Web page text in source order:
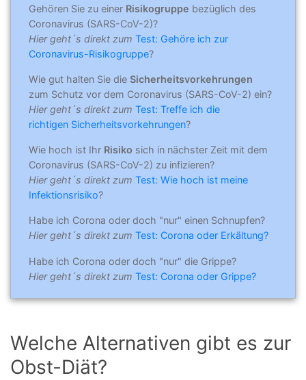
Gehören Sie zu einer Risikogruppe bezüglich des
Coronavirus (SARS-CoV-2)?
Hier geht´s direkt zum Test: Gehöre ich zur
Coronavirus-Risikogruppe?
Wie gut halten Sie die Sicherheitsvorkehrungen
zum Schutz vor dem Coronavirus (SARS-CoV-2) ein?
Hier geht´s direkt zum Test: Treffe ich die
richtigen Sicherheitsvorkehrungen?
Wie hoch ist Ihr Risiko sich in nächster Zeit mit dem
Coronavirus (SARS-CoV-2) zu infizieren?
Hier geht´s direkt zum Test: Wie hoch ist meine
Infektionsrisiko?
Habe ich Corona oder doch "nur" einen Schnupfen?
Hier geht´s direkt zum Test: Corona oder Erkältung?
Habe ich Corona oder doch "nur" die Grippe?
Hier geht´s direkt zum Test: Corona oder Grippe?
Welche Alternativen gibt es zur
Obst-Diät?